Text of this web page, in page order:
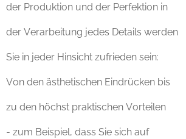
der Produktion und der Perfektion in
der Verarbeitung jedes Details werden
Sie in jeder Hinsicht zufrieden sein:
Von den ästhetischen Eindrücken bis
zu den höchst praktischen Vorteilen
- zum Beispiel, dass Sie sich auf